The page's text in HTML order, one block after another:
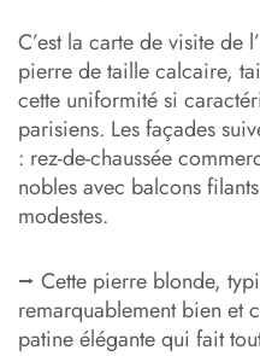
C’est la carte de visite de
pierre de taille calcaire,
cette uniformité si
parisiens. Les façades
: rez-de-chaussée
nobles avec balcons
modestes.
⭢ Cette pierre blonde,
remarquablement bien et
patine élégante qui fait